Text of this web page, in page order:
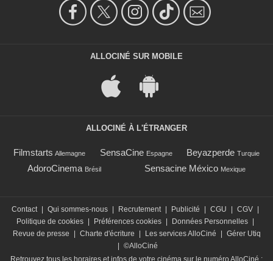
ALLOCINÉ SUR MOBILE
ALLOCINÉ À L'ÉTRANGER
Filmstarts Allemagne SensaCine Espagne Beyazperde Turquie
AdoroCinema Brésil Sensacine México Mexique
Contact | Qui sommes-nous | Recrutement | Publicité | CGU | CGV |
Politique de cookies | Préférences cookies | Données Personnelles |
Revue de presse
| Charte d'écriture | Les services AlloCiné | Gérer Utiq
| ©AlloCiné
Retrouvez tous les horaires et infos de votre cinéma sur le numéro AlloCiné :